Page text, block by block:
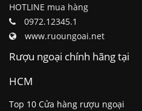
HOTLINE mua hàng
0972.12345.1
www.ruoungoai.net
Rượu ngoại chính hãng tại
HCM
Top 10 Cửa hàng rượu ngoại